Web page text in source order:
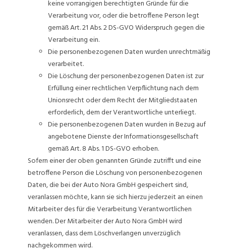
keine vorrangigen berechtigten Gründe für die
Verarbeitung vor, oder die betroffene Person legt
gemäß Art. 21 Abs. 2 DS-GVO Widerspruch gegen die
Verarbeitung ein.
Die personenbezogenen Daten wurden unrechtmäßig
verarbeitet.
Die Löschung der personenbezogenen Daten ist zur
Erfüllung einer rechtlichen Verpflichtung nach dem
Unionsrecht oder dem Recht der Mitgliedstaaten
erforderlich, dem der Verantwortliche unterliegt.
Die personenbezogenen Daten wurden in Bezug auf
angebotene Dienste der Informationsgesellschaft
gemäß Art. 8 Abs. 1 DS-GVO erhoben.
Sofern einer der oben genannten Gründe zutrifft und eine
betroffene Person die Löschung von personenbezogenen
Daten, die bei der Auto Nora GmbH gespeichert sind,
veranlassen möchte, kann sie sich hierzu jederzeit an einen
Mitarbeiter des für die Verarbeitung Verantwortlichen
wenden. Der Mitarbeiter der Auto Nora GmbH wird
veranlassen, dass dem Löschverlangen unverzüglich
nachgekommen wird.